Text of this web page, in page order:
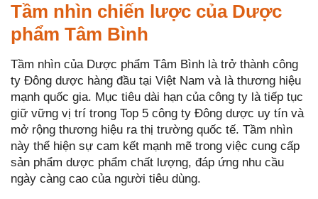
Tầm nhìn chiến lược của Dược
phẩm Tâm Bình
Tầm nhìn của Dược phẩm Tâm Bình là trở thành công
ty Đông dược hàng đầu tại Việt Nam và là thương hiệu
mạnh quốc gia. Mục tiêu dài hạn của công ty là tiếp tục
giữ vững vị trí trong Top 5 công ty Đông dược uy tín và
mở rộng thương hiệu ra thị trường quốc tế. Tầm nhìn
này thể hiện sự cam kết mạnh mẽ trong việc cung cấp
sản phẩm dược phẩm chất lượng, đáp ứng nhu cầu
ngày càng cao của người tiêu dùng.